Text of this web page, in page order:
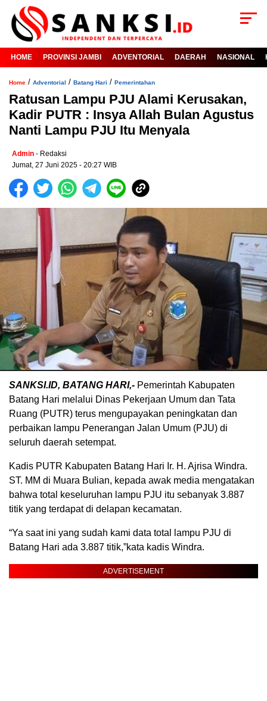
HOME PROVINSI JAMBI ADVENTORIAL DAERAH NASIONAL
Home / Adventorial / Batang Hari / Pemerintahan
Ratusan Lampu PJU Alami Kerusakan,
Kadir PUTR : Insya Allah Bulan Agustus
Nanti Lampu PJU Itu Menyala
Admin - Redaksi
Jumat, 27 Juni 2025 - 20:27 WIB
SANKSI.ID, BATANG HARI,- Pemerintah Kabupaten
Batang Hari melalui Dinas Pekerjaan Umum dan Tata
Ruang (PUTR) terus mengupayakan peningkatan dan
perbaikan lampu Penerangan Jalan Umum (PJU) di
seluruh daerah setempat.
Kadis PUTR Kabupaten Batang Hari Ir. H. Ajrisa Windra.
ST. MM di Muara Bulian, kepada awak media mengatakan
bahwa total keseluruhan lampu PJU itu sebanyak 3.887
titik yang terdapat di delapan kecamatan.
“Ya saat ini yang sudah kami data total lampu PJU di
Batang Hari ada 3.887 titik,”kata kadis Windra.
ADVERTISEMENT